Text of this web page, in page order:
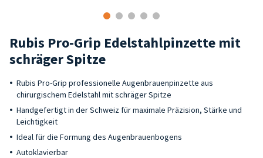
Rubis Pro-Grip Edelstahlpinzette mit
schräger Spitze
Rubis Pro-Grip professionelle Augenbrauenpinzette aus
chirurgischem Edelstahl mit schräger Spitze
Handgefertigt in der Schweiz für maximale Präzision, Stärke und
Leichtigkeit
Ideal für die Formung des Augenbrauenbogens
Autoklavierbar